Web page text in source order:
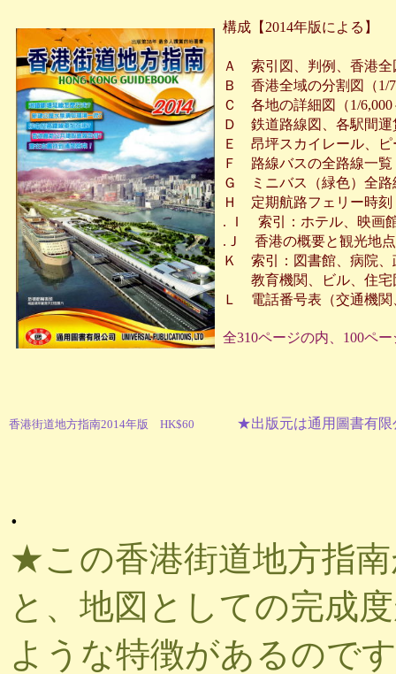
構成【2014年版による】
Ａ 索引図、判例、香港全
Ｂ 香港全域の分割図（1/
Ｃ 各地の詳細図（1/
Ｄ 鉄道路線図、各駅間運
Ｅ 昂坪スカイレール、ピ
Ｆ 路線バスの全路線一覧
Ｇ ミニバス（緑色）全路
Ｈ 定期航路フェリー時刻
. Ｉ 索引：ホテル、映画
.Ｊ 香港の概要と観光地
Ｋ 索引：図書館、病院、
教育機関、ビル、住宅
Ｌ 電話番号表（交通機関
全310ページの内、100ペ
香港街道地方指南2014年版 HK$60 ★出版元は通用圖書有
.
★この香港街道地方指
と、地図としての完成
ような特徴があるので